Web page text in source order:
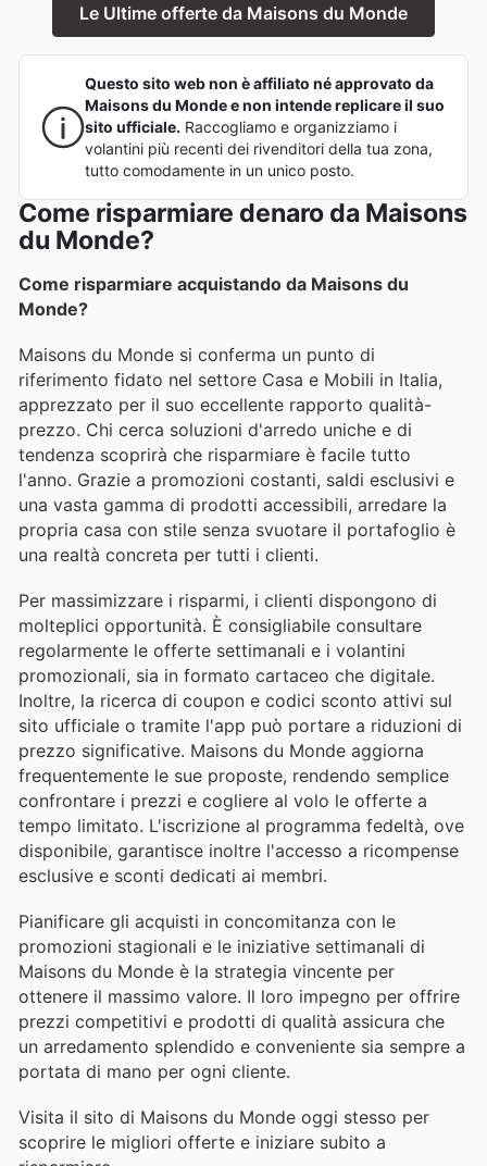
Le Ultime offerte da Maisons du Monde
Questo sito web non è affiliato né approvato da
Maisons du Monde e non intende replicare il suo
sito ufficiale. Raccogliamo e organizziamo i
volantini più recenti dei rivenditori della tua zona,
tutto comodamente in un unico posto.
Come risparmiare denaro da Maisons
du Monde?
Come risparmiare acquistando da Maisons du
Monde?
Maisons du Monde si conferma un punto di
riferimento fidato nel settore Casa e Mobili in Italia,
apprezzato per il suo eccellente rapporto qualità-
prezzo. Chi cerca soluzioni d'arredo uniche e di
tendenza scoprirà che risparmiare è facile tutto
l'anno. Grazie a promozioni costanti, saldi esclusivi e
una vasta gamma di prodotti accessibili, arredare la
propria casa con stile senza svuotare il portafoglio è
una realtà concreta per tutti i clienti.
Per massimizzare i risparmi, i clienti dispongono di
molteplici opportunità. È consigliabile consultare
regolarmente le offerte settimanali e i volantini
promozionali, sia in formato cartaceo che digitale.
Inoltre, la ricerca di coupon e codici sconto attivi sul
sito ufficiale o tramite l'app può portare a riduzioni di
prezzo significative. Maisons du Monde aggiorna
frequentemente le sue proposte, rendendo semplice
confrontare i prezzi e cogliere al volo le offerte a
tempo limitato. L'iscrizione al programma fedeltà, ove
disponibile, garantisce inoltre l'accesso a ricompense
esclusive e sconti dedicati ai membri.
Pianificare gli acquisti in concomitanza con le
promozioni stagionali e le iniziative settimanali di
Maisons du Monde è la strategia vincente per
ottenere il massimo valore. Il loro impegno per offrire
prezzi competitivi e prodotti di qualità assicura che
un arredamento splendido e conveniente sia sempre a
portata di mano per ogni cliente.
Visita il sito di Maisons du Monde oggi stesso per
scoprire le migliori offerte e iniziare subito a